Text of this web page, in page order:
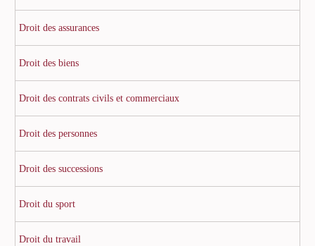
Droit des assurances
Droit des biens
Droit des contrats civils et commerciaux
Droit des personnes
Droit des successions
Droit du sport
Droit du travail